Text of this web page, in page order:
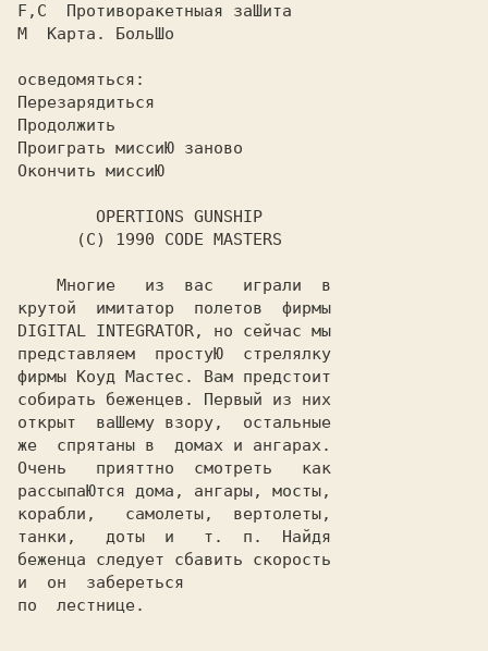
F,C  Противоракетныая заШита
М  Карта. БольШо
осведомяться:
Перезарядиться
Продолжить
Проиграть миссиЮ заново
Окончить миссиЮ
крутой  имитатор  полетов  фирмы
DIGITAL INTEGRATOR, но сейчас мы
представляем  простуЮ  стрелялку
фирмы Коуд Мастес. Вам предстоит
собирать беженцев. Первый из них
открыт  ваШему взору,  остальные
же  спрятаны в  домах и ангарах.
Очень   прияттно  смотреть   как
рассыпаЮтся дома, ангары, мосты,
корабли,   самолеты,  вертолеты,
танки,   доты  и   т.  п.  Найдя
беженца следует сбавить скорость
и  он  забереться